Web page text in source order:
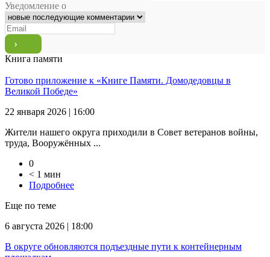
Уведомление о
Книга памяти
Готово приложение к «Книге Памяти. Домодедовцы в
Великой Победе»
22 января 2026 | 16:00
Жители нашего округа приходили в Совет ветеранов войны,
труда, Вооружённых ...
0
< 1 мин
Подробнее
Еще по теме
6 августа 2026 | 18:00
В округе обновляются подъездные пути к контейнерным